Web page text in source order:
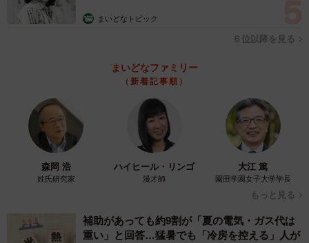
自分も何か新しいことを始めようと考える吉田 ©鮎／幻冬舎コミックス
「20歳の誕生日にお酒を買ってみたい女子大生」
のアイデアから思いついた
―コンビニを舞台に作品を描いたきっかけについて教えて
ください
まいどなトピック
６位以降を見る
まいどなファミリー
（新着記事順）
森岡 浩
姓氏研究家
ハイヒール・リンゴ
漫才師
大江 篤
園田学園女子大学学長
もっと見る
補助があっても約9割が「夏の電気・ガス代は
重い」と回答…猛暑でも「冷房を控える」人が